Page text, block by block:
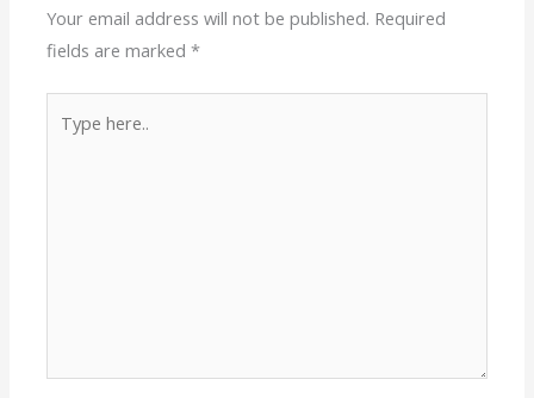
Your email address will not be published. Required
fields are marked*
here..